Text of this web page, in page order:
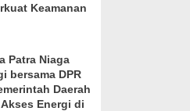
Keamanan
Patra Niaga
bersama DPR
Daerah
Energi di